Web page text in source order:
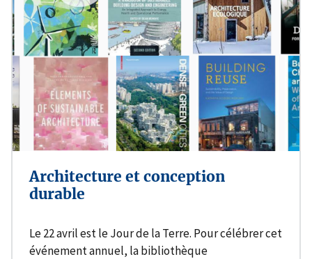
Le 22 avril est le Jour de la Terre. Pour célébrer cet
événement annuel, la bibliothèque
Architecture et conception
durable